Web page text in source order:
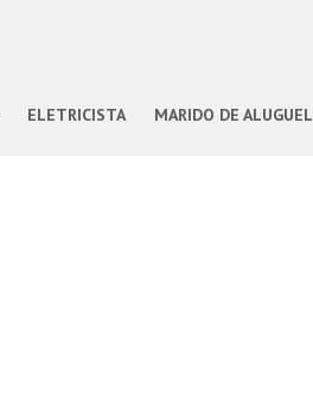
ELETRICISTA MARIDO DE ALUGUEL